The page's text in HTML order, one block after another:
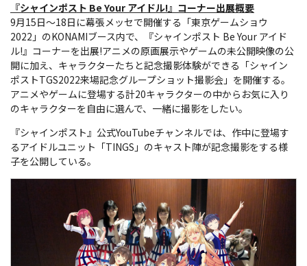
『シャインポスト Be Your アイドル!』コーナー出展概要
9月15日～18日に幕張メッセで開催する「東京ゲームショウ
2022」のKONAMIブース内で、『シャインポスト Be Your アイド
ル!』コーナーを出展!アニメの原画展示やゲームの未公開映像の公
開に加え、キャラクターたちと記念撮影体験ができる「シャイン
ポストTGS2022来場記念グループショット撮影会」を開催する。
アニメやゲームに登場する計20キャラクターの中からお気に入り
のキャラクターを自由に選んで、一緒に撮影をしたい。
『シャインポスト』公式YouTubeチャンネルでは、作中に登場す
るアイドルユニット「TINGS」のキャスト陣が記念撮影をする様
子を公開している。